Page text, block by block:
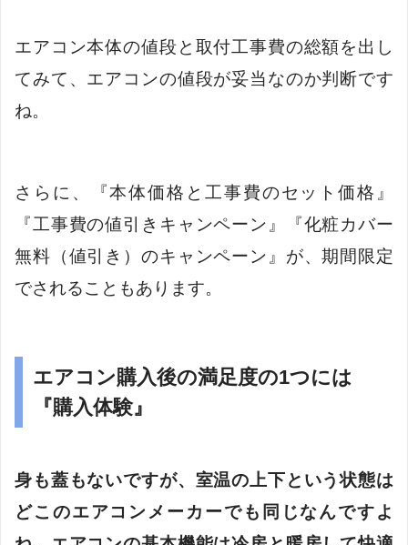
エアコン本体の値段と取付工事費の総額を出し
てみて、エアコンの値段が妥当なのか判断です
ね。
さらに、『本体価格と工事費のセット価格』
『工事費の値引きキャンペーン』『化粧カバー
無料（値引き）のキャンペーン』が、期間限定
でされることもあります。
エアコン購入後の満足度の1つには
『購入体験』
身も蓋もないですが、室温の上下という状態は
どこのエアコンメーカーでも同じなんですよ